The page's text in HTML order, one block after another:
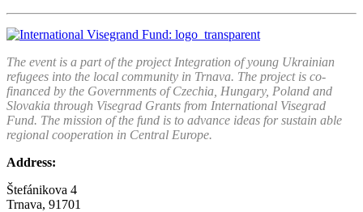
The event is a part of the project Integration of young Ukrainian
refugees into the local community in Trnava. The project is co-
financed by the Governments of Czechia, Hungary, Poland and
Slovakia through Visegrad Grants from International Visegrad
Fund. The mission of the fund is to advance ideas for sustain able
regional cooperation in Central Europe.
Address:
Štefánikova 4
Trnava, 91701